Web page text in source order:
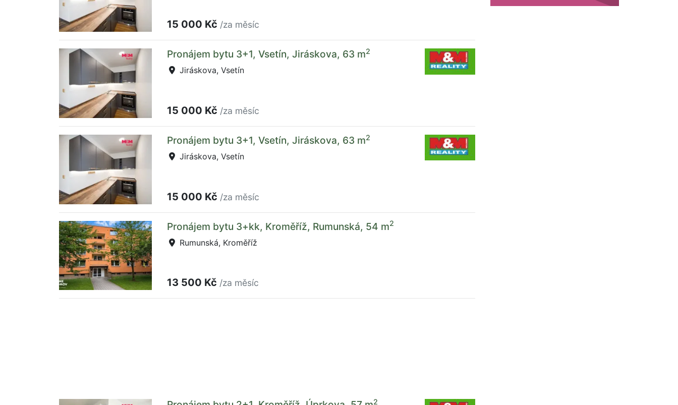
15 000 Kč /za měsíc
Pronájem bytu 3+1, Vsetín, Jiráskova, 63 m2
Jiráskova, Vsetín
15 000 Kč /za měsíc
Pronájem bytu 3+1, Vsetín, Jiráskova, 63 m2
Jiráskova, Vsetín
15 000 Kč /za měsíc
Pronájem bytu 3+kk, Kroměříž, Rumunská, 54 m2
Rumunská, Kroměříž
13 500 Kč /za měsíc
2